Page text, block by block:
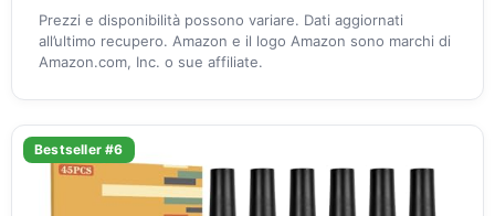
Prezzi e disponibilità possono variare. Dati aggiornati
all’ultimo recupero. Amazon e il logo Amazon sono marchi di
Amazon.com, Inc. o sue affiliate.
Bestseller #6